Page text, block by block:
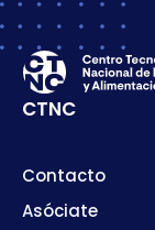
CTNC
Contacto
Asóciate